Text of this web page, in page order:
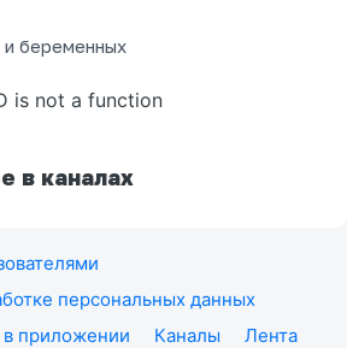
беременных
is not a function
в каналах
персональных данных
приложении Каналы
Лента